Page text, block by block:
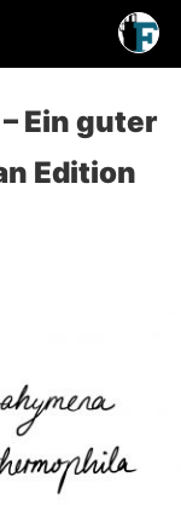
Ein guter
Edition